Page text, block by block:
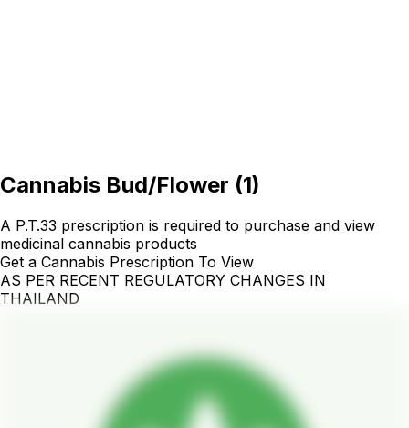
Cannabis Bud/Flower (1)
A P.T.33 prescription is required to purchase and view
medicinal cannabis products
Get a Cannabis Prescription To View
AS PER RECENT REGULATORY CHANGES IN
THAILAND